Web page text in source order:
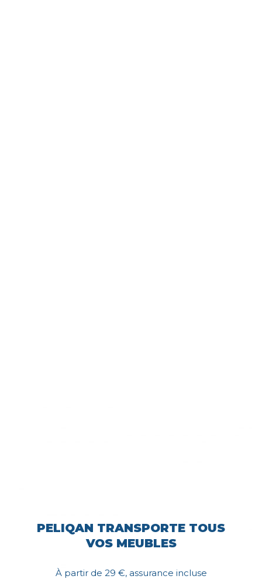
PELIQAN TRANSPORTE TOUS
VOS MEUBLES
À partir de 29 €, assurance incluse